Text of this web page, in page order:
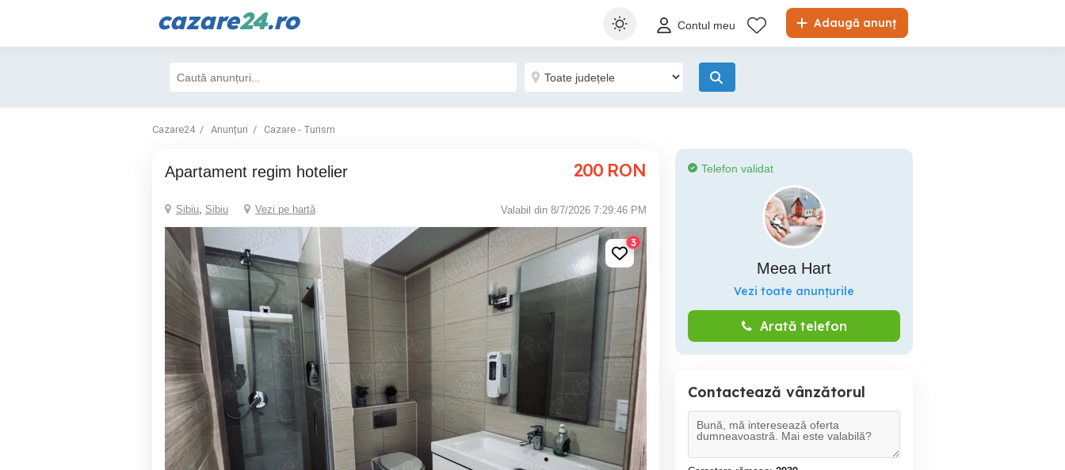
cazare24.ro Adaugă anunț
Contul meu
Cazare24 Anunțuri Cazare - Turism
Apartament regim hotelier 200 RON
Sibiu, Sibiu Vezi pe hartă Valabil din 8/7/2026 7:29:46 PM
3
Telefon validat
Meea Hart
Vezi toate anunțurile
Arată telefon
Contactează vânzătorul